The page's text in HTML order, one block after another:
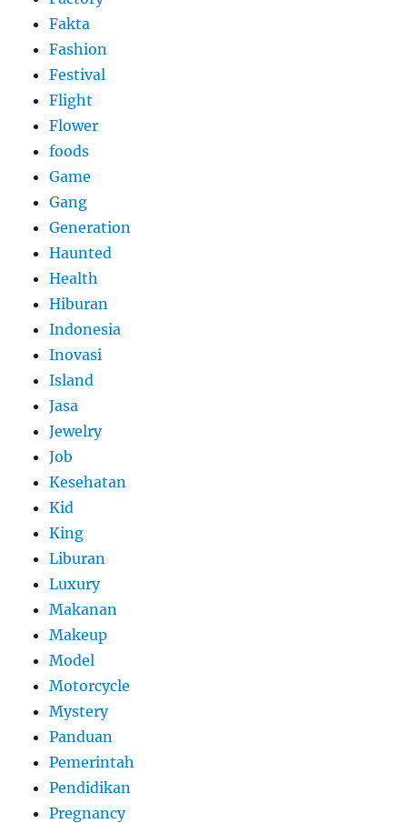
Fakta
Fashion
Festival
Flight
Flower
foods
Game
Gang
Generation
Haunted
Health
Hiburan
Indonesia
Inovasi
Island
Jasa
Jewelry
Job
Kesehatan
Kid
King
Liburan
Luxury
Makanan
Makeup
Model
Motorcycle
Mystery
Panduan
Pemerintah
Pendidikan
Pregnancy